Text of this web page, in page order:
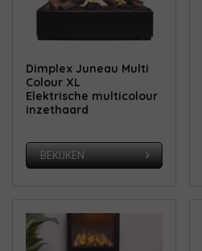
Dimplex Juneau Multi
Colour XL
Elektrische multicolour
inzethaard
BEKIJKEN